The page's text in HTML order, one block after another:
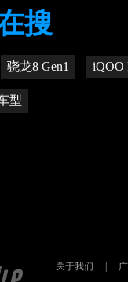
搜
骁龙8 Gen1 iQOO
型
关于我们